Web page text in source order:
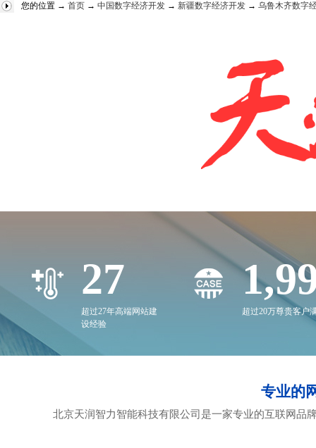
您的位置 → 首页 → 中国数字经济开发 → 新疆数字经济开发 → 乌鲁木齐数字
27
超过27年高端网站建
设经验
超过20万尊贵客户
专业的
北京天润智力智能科技有限公司是一家专业的互联网品